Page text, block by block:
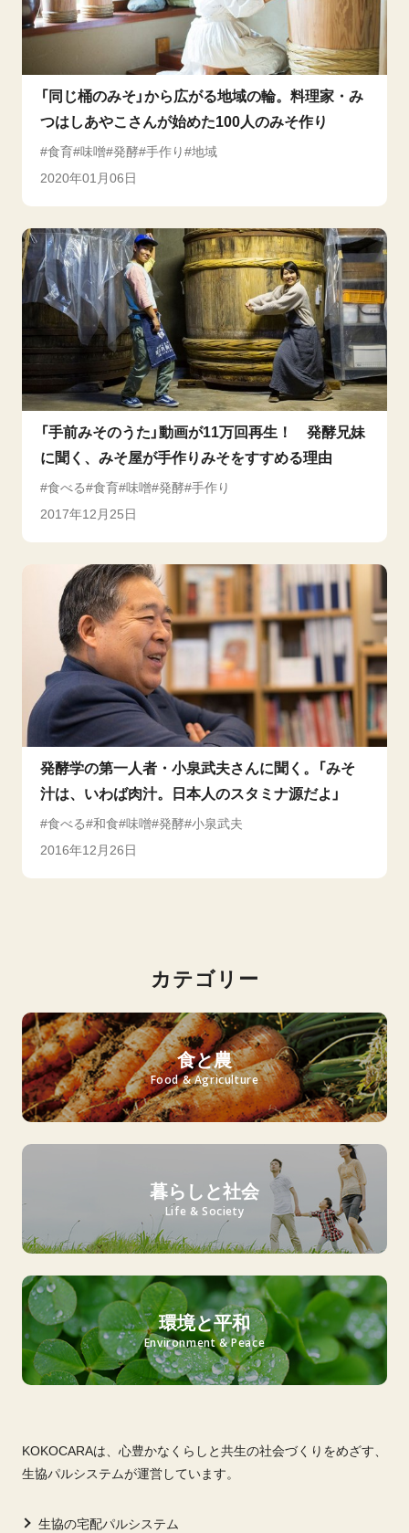
「同じ桶のみそ」から広がる地域の輪。料理家・み
つはしあやこさんが始めた100人のみそ作り
食育 味噌 発酵 手作り
地域
2020年01月06日
「手前みそのうた」動画が11万回再生！ 発酵兄妹
に聞く、みそ屋が手作りみそをすすめる理由
食べる 食育 味噌 発酵 手作り
2017年12月25日
発酵学の第一人者・小泉武夫さんに聞く。「みそ
汁は、いわば肉汁。日本人のスタミナ源だよ」
食べる 和食 味噌 発酵 小泉武夫
2016年12月26日
カテゴリー
食と農
Food & Agriculture
暮らしと社会
Life & Society
環境と平和
Environment & Peace
KOKOCARAは、心豊かなくらしと共生の社会づくりをめざす、
生協パルシステムが運営しています。
生協の宅配パルシステム